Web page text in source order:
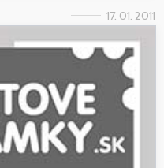
17. 01. 2011